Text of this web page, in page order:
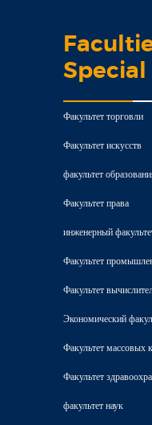
Факультет торговли
Факультет искусств
факультет
Факультет права
инженерный
Факультет
Факультет
Экономический
Факультет массовых
Факультет
факультет наук